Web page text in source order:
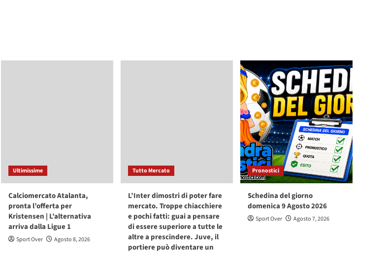
Ultimissime
Calciomercato Atalanta,
pronta l’offerta per
Kristensen | L’alternativa
arriva dalla Ligue 1
Sport Over Agosto 8, 2026
Tutto Mercato
L’Inter dimostri di poter fare
mercato. Troppe chiacchiere
e pochi fatti: guai a pensare
di essere superiore a tutte le
altre a prescindere. Juve, il
portiere può diventare un
Pronostici
Schedina del giorno
domenica 9 Agosto 2026
Sport Over Agosto 7, 2026